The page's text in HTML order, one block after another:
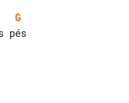
G
pés